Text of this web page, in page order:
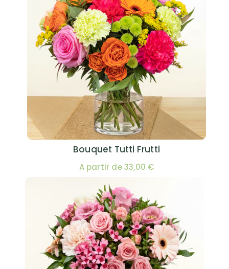
Bouquet Tutti Frutti
A partir de 33,00 €